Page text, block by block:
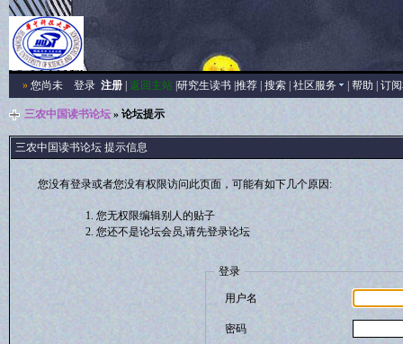
»您尚未 登录 注册| 返回主站| 研究生读书| 推荐| 搜索| 社区服务 帮助 订
三农中国读书论坛» 论坛提示
三农中国读书论坛 提示信息
您没有登录或者您没有权限访问此页面，可能有如下几个原因:
您无权限编辑别人的贴子
您还不是论坛会员,请先登录论坛
登录
用户名
密码